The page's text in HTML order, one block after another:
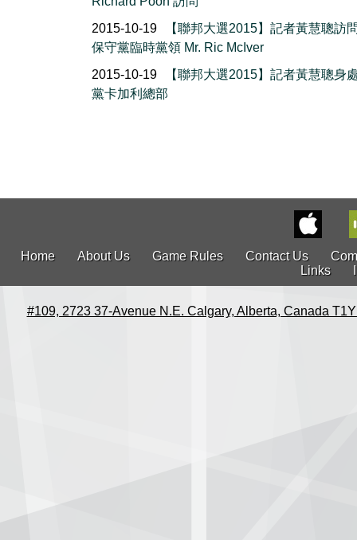
2015-10-19
【聯邦大選2015】記者黃慧聰訪
保守黨臨時黨領 Mr. Ric McIver
2015-10-19
【聯邦大選2015】記者黃慧聰身
黨卡加利總部
Home About Us Game Rules Contact Us
Links
#109, 2723 37-Avenue N.E. Calgary, Alberta, Canada